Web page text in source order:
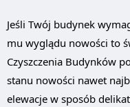
Jeśli Twój budynek
mu wyglądu nowości to
Czyszczenia Budynków
stanu nowości nawet
elewacje w sposób